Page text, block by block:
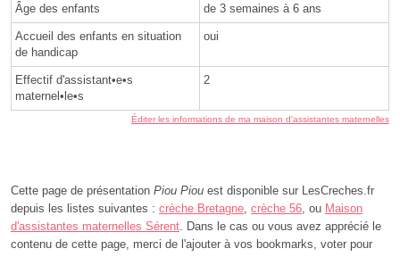
Âge des enfants de 3 semaines à 6 ans
Accueil des enfants en situation
de handicap
oui
Effectif d'assistant•e•s
maternel•le•s
2
Éditer les informations de ma maison d'assistantes maternelles
Cette page de présentation Piou Piou est disponible sur LesCreches.fr
depuis les listes suivantes : crèche Bretagne, crèche 56, ou Maison
d'assistantes maternelles Sérent. Dans le cas ou vous avez apprécié le
contenu de cette page, merci de l'ajouter à vos bookmarks, voter pour